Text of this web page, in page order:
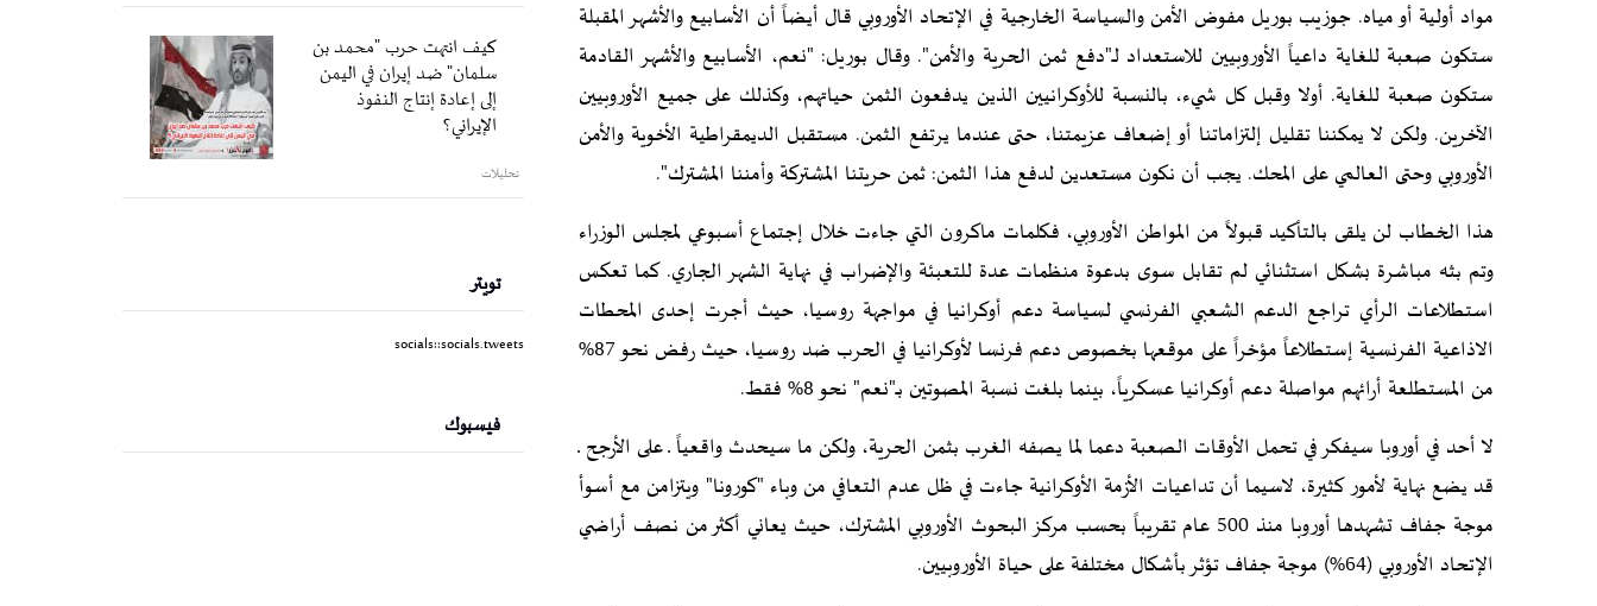
مواد أولية أو مياه. جوزيب بوريل مفوض الأمن والسياسة الخارجية في الإتحاد الأوروبي قال أيضاً أن الأسابيع والأشهر المقبلة
ستكون صعبة للغاية داعياً الأوروبيين للاستعداد لـ"دفع ثمن الحرية والأمن". وقال بوريل: "نعم، الأسابيع والأشهر القادمة
ستكون صعبة للغاية. أولا وقبل كل شيء، بالنسبة للأوكرانيين الذين يدفعون الثمن حياتهم، وكذلك على جميع الأوروبيين
الآخرين. ولكن لا يمكننا تقليل إلتزاماتنا أو إضعاف عزيمتنا، حتى عندما يرتفع الثمن. مستقبل الديمقراطية الأخوية والأمن
الأوروبي وحتى العالمي على المحك. يجب أن نكون مستعدين لدفع هذا الثمن: ثمن حريتنا المشتركة وأمننا المشترك".
هذا الخطاب لن يلقى بالتأكيد قبولاً من المواطن الأوروبي، فكلمات ماكرون التي جاءت خلال إجتماع أسبوعي لمجلس الوزراء
وتم بثه مباشرة بشكل استثنائي لم تقابل سوى بدعوة منظمات عدة للتعبئة والإضراب في نهاية الشهر الجاري. كما تعكس
استطلاعات الرأي تراجع الدعم الشعبي الفرنسي لسياسة دعم أوكرانيا في مواجهة روسيا، حيث أجرت إحدى المحطات
الاذاعية الفرنسية إستطلاعاً مؤخراً على موقعها بخصوص دعم فرنسا لأوكرانيا في الحرب ضد روسيا، حيث رفض نحو 87%
من المستطلعة أرائهم مواصلة دعم أوكرانيا عسكرياً، بينما بلغت نسبة المصوتين بـ"نعم" نحو 8% فقط.
لا أحد في أوروبا سيفكر في تحمل الأوقات الصعبة دعما لما يصفه الغرب بثمن الحرية، ولكن ما سيحدث واقعياً ـ على الأرجح ـ
قد يضع نهاية لأمور كثيرة، لاسيما أن تداعيات الأزمة الأوكرانية جاءت في ظل عدم التعافي من وباء "كورونا" ويتزامن مع أسوأ
موجة جفاف تشهدها أوروبا منذ 500 عام تقريباً بحسب مركز البحوث الأوروبي المشترك، حيث يعاني أكثر من نصف أراضي
الإتحاد الأوروبي (64%) موجة جفاف تؤثر بأشكال مختلفة على حياة الأوروبيين.
كيف انتهت حرب "محمد بن
سلمان" ضد إيران في اليمن
إلى إعادة إنتاج النفوذ
الإيراني؟
تحليلات
تويتر
socials::socials.tweets
فيسبوك